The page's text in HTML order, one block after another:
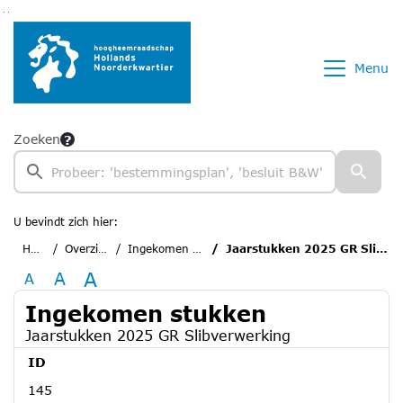
Ga naar de inhoud van deze pagina
Ga naar het zoeken
Ga naar het menu
Menu
Zoeken
U bevindt zich hier:
Home
Overzichten Ingekomen stukken Jaarstukken 2025 GR Slibverwerking
A A A
Ingekomen stukken
Jaarstukken 2025 GR Slibverwerking
ID
145